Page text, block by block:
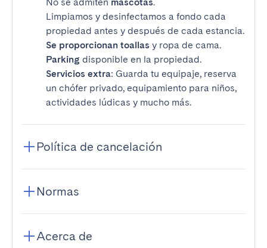
Limpiamos y desinfectamos a fondo cada
propiedad antes y después de cada estancia.
Se proporcionan toallas y ropa de cama.
Parking disponible en la propiedad.
Servicios extra: Guarda tu equipaje, reserva
un chófer privado, equipamiento para niños,
actividades lúdicas y mucho más.
Política de cancelación
Normas
Acerca de